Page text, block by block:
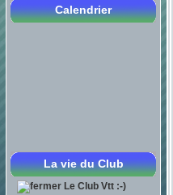
Calendrier
La vie du Club
Le Club Vtt :-)